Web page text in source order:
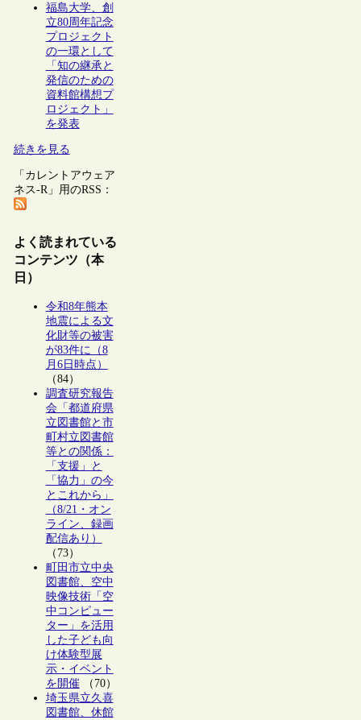
福島大学、創
立80周年記念
プロジェクト
の一環として
「知の継承と
発信のための
資料館構想プ
ロジェクト」
を発表
続きを見る
「カレントアウェア
ネス-R」用のRSS：
よく読まれている
コンテンツ（本
日）
令和8年熊本
地震による文
化財等の被害
が83件に（8
月6日時点）
（84）
調査研究報告
会「都道府県
立図書館と市
町村立図書館
等との関係：
「支援」と
「協力」の今
とこれから」
（8/21・オン
ライン、録画
配信あり）
（73）
町田市立中央
図書館、空中
映像技術「空
中コンピュー
ター」を活用
した子ども向
け体験型展
示・イベント
を開催（70）
埼玉県立久喜
図書館、休館